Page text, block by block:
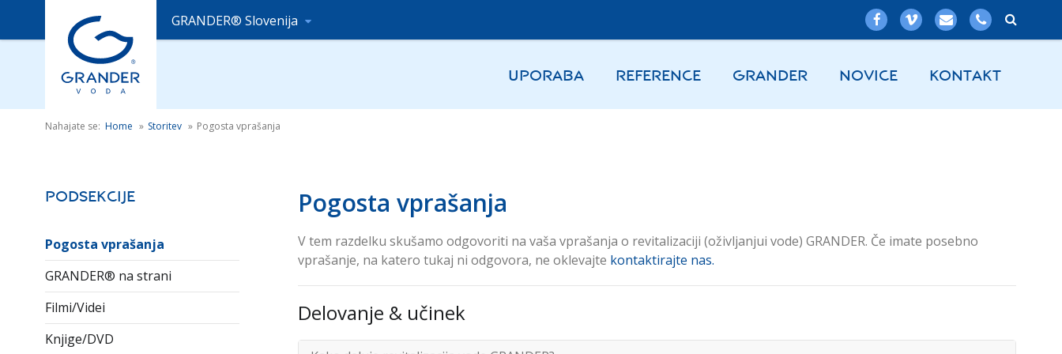
GRANDER® Slovenija
UPORABA REFERENCE GRANDER NOVICE KONTAKT
Nahajate se: Home » Storitev » Pogosta vprašanja
Podsekcije
Pogosta vprašanja
GRANDER® na strani
Filmi/Videi
Knjige/DVD
Pogosta vprašanja
V tem razdelku skušamo odgovoriti na vaša vprašanja o revitalizaciji (oživljanjui vode) GRANDER. Če imate posebno
vprašanje, na katero tukaj ni odgovora, ne oklevajte kontaktirajte nas.
Delovanje & učinek